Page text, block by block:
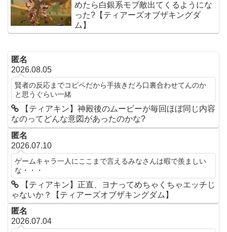
めたら白銀系モブ敵出てくるようにな
った?【ティアーズオブザキングダ
ム】
匿名
2026.08.05
賢者の反応までコピペだから手抜きだろ口裏合わせてんのか
と思うぐらい一緒
【ティアキン】神殿後のムービーが毎回ほぼ同じ内容
なのってどんな意図があったのかな?
匿名
2026.07.10
ゲームキャラ一人にここまで言えるみなさんは暇で羨ましい
な・・・
【ティアキン】正直、ヨナってめちゃくちゃエッチじ
ゃないか？【ティアーズオブザキングダム】
匿名
2026.07.04